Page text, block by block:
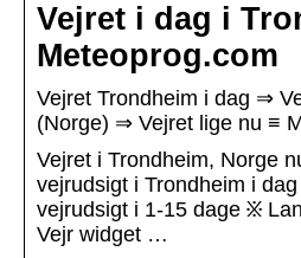
Vejret i dag i
Meteoprog.com
Vejret Trondheim i dag ⇒
(Norge) ⇒ Vejret lige nu ≡
Vejret i Trondheim, Norge
vejrudsigt i Trondheim i
vejrudsigt i 1-15 dage ፠
Vejr widget …